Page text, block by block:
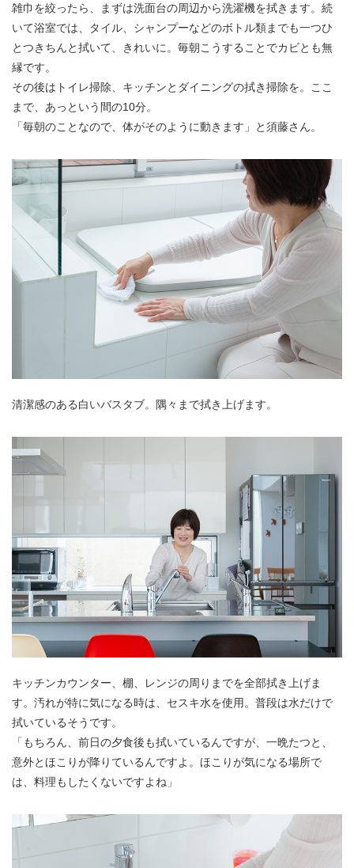
雑巾を絞ったら、まずは洗面台の周辺から洗濯機を拭きます。続
いて浴室では、タイル、シャンプーなどのボトル類までも一つひ
とつきちんと拭いて、きれいに。毎朝こうすることでカビとも無
縁です。
その後はトイレ掃除、キッチンとダイニングの拭き掃除を。ここ
まで、あっという間の10分。
「毎朝のことなので、体がそのように動きます」と須藤さん。
清潔感のある白いバスタブ。隅々まで拭き上げます。
キッチンカウンター、棚、レンジの周りまでを全部拭き上げま
す。汚れが特に気になる時は、セスキ水を使用。普段は水だけで
拭いているそうです。
「もちろん、前日の夕食後も拭いているんですが、一晩たつと、
意外とほこりが降りているんですよ。ほこりが気になる場所で
は、料理もしたくないですよね」